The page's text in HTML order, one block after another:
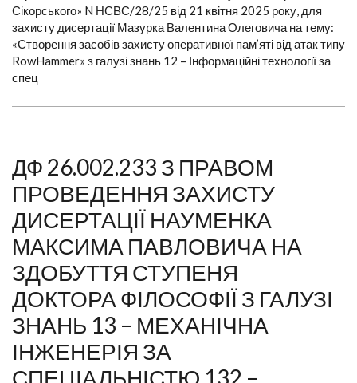
Сікорського» N НСВС/28/25 від 21 квітня 2025 року, для
захисту дисертації Мазурка Валентина Олеговича на тему:
«Створення засобів захисту оперативної пам’яті від атак типу
RowHammer» з галузі знань 12 – Інформаційні технології за
спец
ДФ 26.002.233 З ПРАВОМ
ПРОВЕДЕННЯ ЗАХИСТУ
ДИСЕРТАЦІЇ НАУМЕНКА
МАКСИМА ПАВЛОВИЧА НА
ЗДОБУТТЯ СТУПЕНЯ
ДОКТОРА ФІЛОСОФІЇ З ГАЛУЗІ
ЗНАНЬ 13 – МЕХАНІЧНА
ІНЖЕНЕРІЯ ЗА
СПЕЦІАЛЬНІСТЮ 132 –